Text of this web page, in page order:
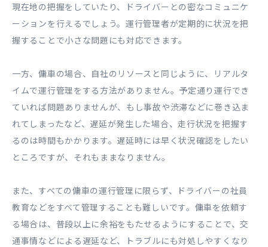
現在地の把握をしていたり、ドライバーとの密なコミュニケ
ーションを行えるでしょう。運行管理者が定期的に状況を把
握することで小さな問題にも対応できます。
一方、傭車の場合、自社のリソースと同じように、リアルタ
イムで運行管理をする方法がありません。予定通り運行でき
ていれば問題ありませんが、もし事故や渋滞などに巻き込ま
れてしまったなど、遅延が発生した場合、走行状況を把握す
るのは時間もかかります。遅延時には早く状況確認をしたい
ところですが、それもままなりません。
また、すべての傭車の運行管理に限らず、ドライバーの社員
教育などをすべて管理することも難しいです。傭車を依頼す
る場合は、普段以上に余裕をもたせるようにすることで、交
通事情などによる遅延など、トラブルにも対処しやすくなり